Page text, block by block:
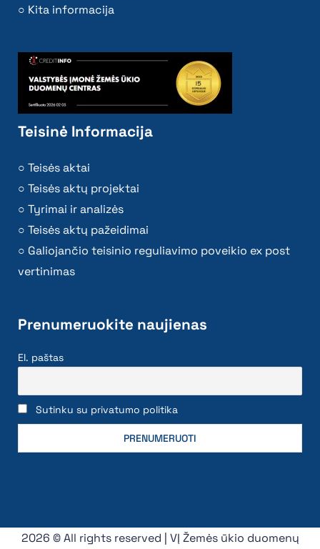
Kita informacija
Teisinė Informacija
Teisės aktai
Teisės aktų projektai
Tyrimai ir analizės
Teisės aktų pažeidimai
Galiojančio teisinio reguliavimo poveikio ex post
vertinimas
Prenumeruokite naujienas
El. paštas
Sutinku su privatumo politika
2026 © All rights reserved | VĮ Žemės ūkio duomenų